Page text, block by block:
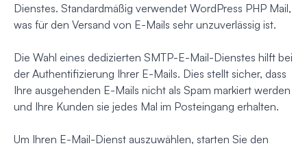
Dienstes. Standardmäßig verwendet WordPress PHP Mail,
was für den Versand von E-Mails sehr unzuverlässig ist.
Die Wahl eines dedizierten SMTP-E-Mail-Dienstes hilft bei
der Authentifizierung Ihrer E-Mails. Dies stellt sicher, dass
Ihre ausgehenden E-Mails nicht als Spam markiert werden
und Ihre Kunden sie jedes Mal im Posteingang erhalten.
Um Ihren E-Mail-Dienst auszuwählen, starten Sie den